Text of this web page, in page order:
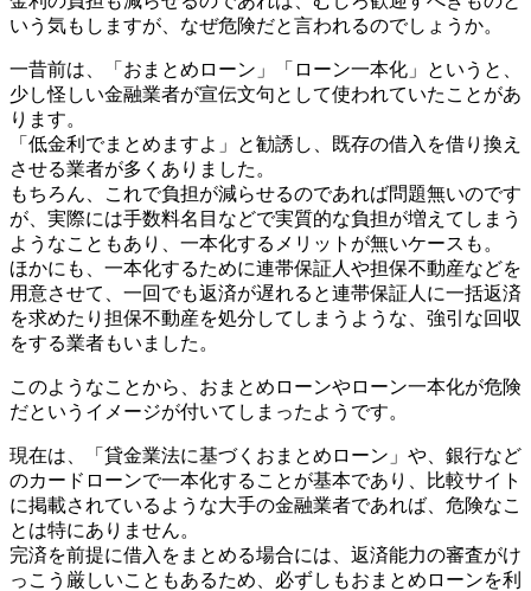
いう気もしますが、なぜ危険だと言われるのでしょうか。
一昔前は、「おまとめローン」「ローン一本化」というと、
少し怪しい金融業者が宣伝文句として使われていたことがあ
ります。
「低金利でまとめますよ」と勧誘し、既存の借入を借り換え
させる業者が多くありました。
もちろん、これで負担が減らせるのであれば問題無いのです
が、実際には手数料名目などで実質的な負担が増えてしまう
ようなこともあり、一本化するメリットが無いケースも。
ほかにも、一本化するために連帯保証人や担保不動産などを
用意させて、一回でも返済が遅れると連帯保証人に一括返済
を求めたり担保不動産を処分してしまうような、強引な回収
をする業者もいました。
このようなことから、おまとめローンやローン一本化が危険
だというイメージが付いてしまったようです。
現在は、「貸金業法に基づくおまとめローン」や、銀行など
のカードローンで一本化することが基本であり、比較サイト
に掲載されているような大手の金融業者であれば、危険なこ
とは特にありません。
完済を前提に借入をまとめる場合には、返済能力の審査がけ
っこう厳しいこともあるため、必ずしもおまとめローンを利